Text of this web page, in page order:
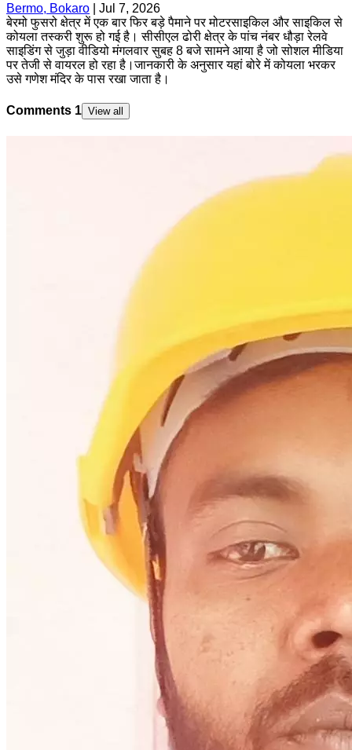
Bermo, Bokaro
Jul 7, 2026
बेरमो फुसरो क्षेत्र में एक बार फिर बड़े पैमाने पर मोटरसाइकिल और साइकिल से
कोयला तस्करी शुरू हो गई है। सीसीएल ढोरी क्षेत्र के पांच नंबर धौड़ा रेलवे
साइडिंग से जुड़ा वीडियो मंगलवार सुबह 8 बजे सामने आया है जो सोशल मीडिया
पर तेजी से वायरल हो रहा है।जानकारी के अनुसार यहां बोरे में कोयला भरकर
उसे गणेश मंदिर के पास रखा जाता है।
Comments 1 View all